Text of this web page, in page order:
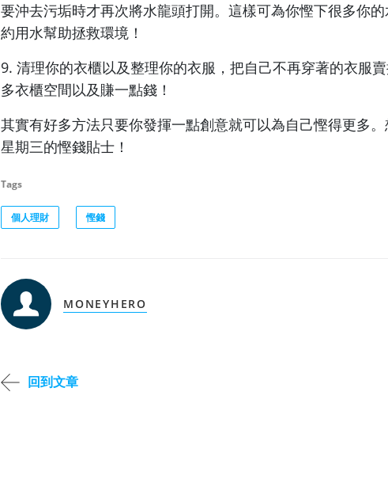
要沖去污垢時才再次將水龍頭打開。這樣可為你慳下很多你
約用水幫助拯救環境！
9. 清理你的衣櫃以及整理你的衣服，把自己不再穿著的衣服
多衣櫃空間以及賺一點錢！
其實有好多方法只要你發揮一點創意就可以為自己慳得更多
星期三的慳錢貼士！
Tags
個人理財 慳錢
MONEYHERO
回到文章